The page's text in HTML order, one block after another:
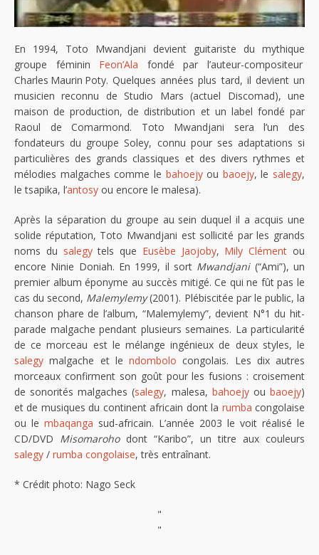
En 1994, Toto Mwandjani devient guitariste du mythique
groupe féminin Feon’Ala fondé par l’auteur-compositeur
Charles Maurin Poty. Quelques années plus tard, il devient un
musicien reconnu de Studio Mars (actuel Discomad), une
maison de production, de distribution et un label fondé par
Raoul de Comarmond. Toto Mwandjani sera l’un des
fondateurs du groupe Soley, connu pour ses adaptations si
particulières des grands classiques et des divers rythmes et
mélodies malgaches comme le bahoejyou baoejy, le salegy,
le tsapika, l’antosy ou encore le malesa).
Après la séparation du groupe au sein duquel il a acquis une
solide réputation, Toto Mwandjani est sollicité par les grands
noms du salegytels que Eusèbe Jaojoby, Mily Clément ou
encore Ninie Doniah. En 1999, il sort Mwandjani(“Ami”), un
premier album éponyme au succès mitigé. Ce qui ne fût pas le
cas du second, Malemylemy(2001). Plébiscitée par le public, la
chanson phare de l’album, “Malemylemy”, devient N°1 du hit-
parade malgache pendant plusieurs semaines. La particularité
de ce morceau est le mélange ingénieux de deux styles, le
salegy malgache et le ndombolo congolais. Les dix autres
morceaux confirment son goût pour les fusions : croisement
de sonorités malgaches (salegy, malesa, bahoejyoubaoejy)
et de musiques du continent africain dont la rumba congolaise
ou le mbaqanga sud-africain. L’année 2003 le voit réalisé le
CD/DVD Misomarohodont “Karibo”, un titre aux couleurs
salegy / rumba congolaise, très entraînant.
* Crédit photo: Nago Seck
"
"